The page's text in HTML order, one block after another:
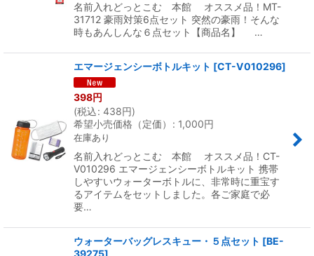
名前入れどっとこむ 本館 オススメ品！MT-
31712 豪雨対策6点セット 突然の豪雨！そんな
時もあんしんな６点セット【商品名】 …
エマージェンシーボトルキット [CT-V010296]
398円
(税込: 438円)
希望小売価格（定価）
: 1,000円
在庫あり
名前入れどっとこむ 本館 オススメ品！CT-
V010296 エマージェンシーボトルキット 携帯
しやすいウォーターボトルに、非常時に重宝す
るアイテムをセットしました。各ご家庭で必
要…
ウォーターバッグレスキュー・５点セット [BE-
39275]